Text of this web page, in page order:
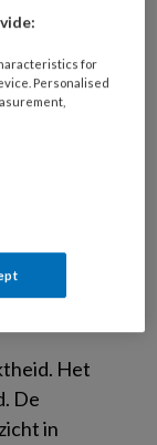
van het
of op
Het
De
in
for
Personalised